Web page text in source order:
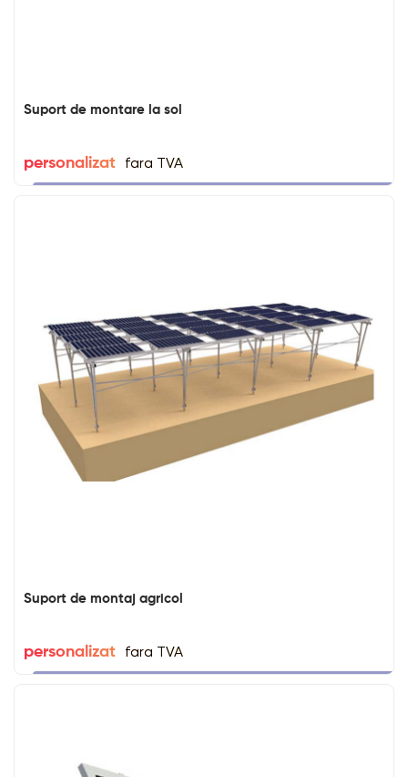
Suport de montare la sol
personalizat fara TVA
Suport de montaj agricol
personalizat fara TVA